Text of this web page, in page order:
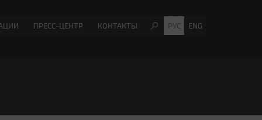
ПРЕСС-ЦЕНТР КОНТАКТЫ РУС ENG